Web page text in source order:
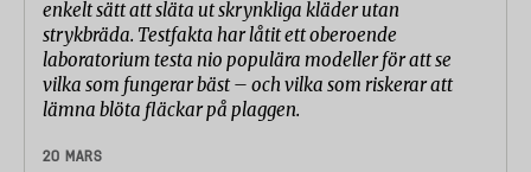
enkelt sätt att släta ut skrynkliga kläder utan
strykbräda. Testfakta har låtit ett oberoende
laboratorium testa nio populära modeller för att se
vilka som fungerar bäst – och vilka som riskerar att
lämna blöta fläckar på plaggen.
20 MARS